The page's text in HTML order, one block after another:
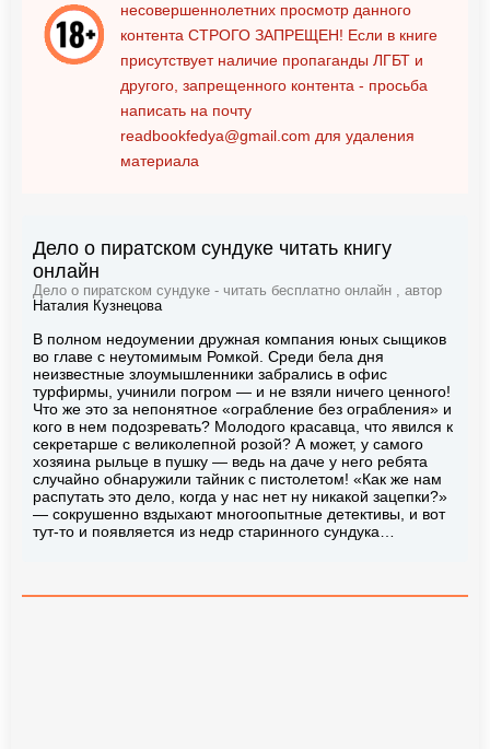
несовершеннолетних просмотр данного
контента СТРОГО ЗАПРЕЩЕН! Если в книге
присутствует наличие пропаганды ЛГБТ и
другого, запрещенного контента - просьба
написать на почту
readbookfedya@gmail.com для удаления
материала
Дело о пиратском сундуке читать книгу
онлайн
Дело о пиратском сундуке - читать бесплатно онлайн , автор
Наталия Кузнецова
В полном недоумении дружная компания юных сыщиков
во главе с неутомимым Ромкой. Среди бела дня
неизвестные злоумышленники забрались в офис
турфирмы, учинили погром — и не взяли ничего ценного!
Что же это за непонятное «ограбление без ограбления» и
кого в нем подозревать? Молодого красавца, что явился к
секретарше с великолепной розой? А может, у самого
хозяина рыльце в пушку — ведь на даче у него ребята
случайно обнаружили тайник с пистолетом! «Как же нам
распутать это дело, когда у нас нет ну никакой зацепки?»
— сокрушенно вздыхают многоопытные детективы, и вот
тут-то и появляется из недр старинного сундука…